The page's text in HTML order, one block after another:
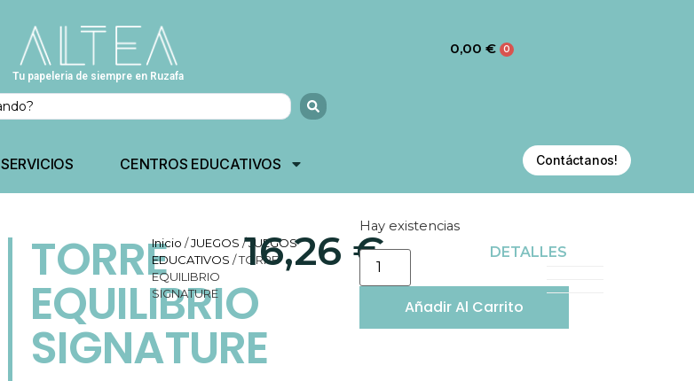
0,00 € 0
Tu papeleria de siempre en Ruzafa
SERVICIOS CENTROS EDUCATIVOS Contáctanos!
TORRE
EQUILIBRIO
SIGNATURE
Inicio /JUEGOS /JUEGOS
EDUCATIVOS / TORRE
EQUILIBRIO
SIGNATURE
16,26 €
Hay existencias
Añadir Al Carrito
DETALLES